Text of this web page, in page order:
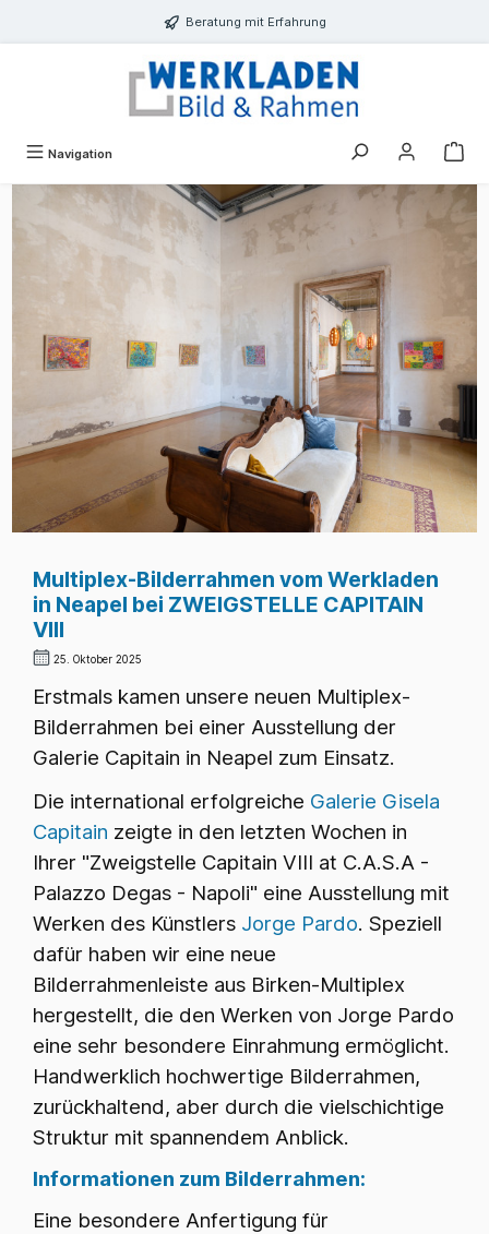
Beratung mit Erfahrung
Navigation
Multiplex-Bilderrahmen vom Werkladen
in Neapel bei ZWEIGSTELLE CAPITAIN
VIII
25. Oktober 2025
Erstmals kamen unsere neuen Multiplex-
Bilderrahmen bei einer Ausstellung der
Galerie Capitain in Neapel zum Einsatz.
Die international erfolgreiche Galerie Gisela
Capitain zeigte in den letzten Wochen in
Ihrer "Zweigstelle Capitain VIII at C.A.S.A -
Palazzo Degas - Napoli" eine Ausstellung mit
Werken des Künstlers Jorge Pardo. Speziell
dafür haben wir eine neue
Bilderrahmenleiste aus Birken-Multiplex
hergestellt, die den Werken von Jorge Pardo
eine sehr besondere Einrahmung ermöglicht.
Handwerklich hochwertige Bilderrahmen,
zurückhaltend, aber durch die vielschichtige
Struktur mit spannendem Anblick.
Informationen zum Bilderrahmen:
Eine besondere Anfertigung für